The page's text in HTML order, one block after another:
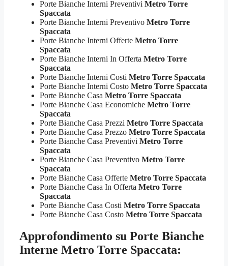
Porte Bianche Interni Preventivi Metro Torre
Spaccata
Porte Bianche Interni Preventivo Metro Torre
Spaccata
Porte Bianche Interni Offerte Metro Torre
Spaccata
Porte Bianche Interni In Offerta Metro Torre
Spaccata
Porte Bianche Interni Costi Metro Torre Spaccata
Porte Bianche Interni Costo Metro Torre Spaccata
Porte Bianche Casa Metro Torre Spaccata
Porte Bianche Casa Economiche Metro Torre
Spaccata
Porte Bianche Casa Prezzi Metro Torre Spaccata
Porte Bianche Casa Prezzo Metro Torre Spaccata
Porte Bianche Casa Preventivi Metro Torre
Spaccata
Porte Bianche Casa Preventivo Metro Torre
Spaccata
Porte Bianche Casa Offerte Metro Torre Spaccata
Porte Bianche Casa In Offerta Metro Torre
Spaccata
Porte Bianche Casa Costi Metro Torre Spaccata
Porte Bianche Casa Costo Metro Torre Spaccata
Approfondimento su Porte Bianche
Interne Metro Torre Spaccata: